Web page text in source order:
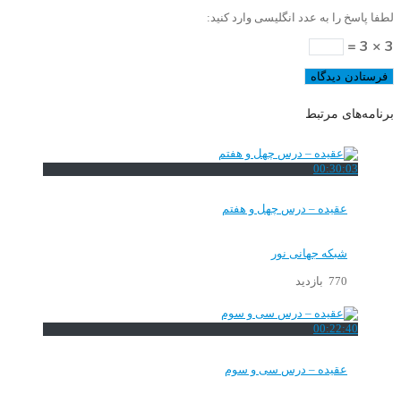
لطفا پاسخ را به عدد انگلیسی وارد کنید:
3 × 3 =
برنامه‌های مرتبط
00:30:03
عقیده – درس چهل و هفتم
شبکه جهانی نور
770 بازدید
00:22:40
عقیده – درس سی و سوم